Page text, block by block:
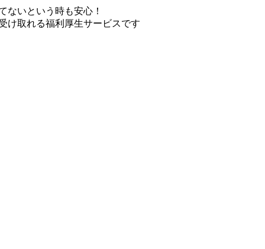
いという時も安心！
け取れる福利厚生サービスです